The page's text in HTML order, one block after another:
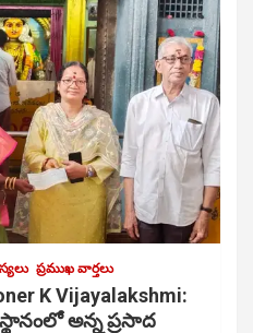
ప్రముఖ వార్తలు
K Vijayalakshmi:
అన్న ప్రసాద